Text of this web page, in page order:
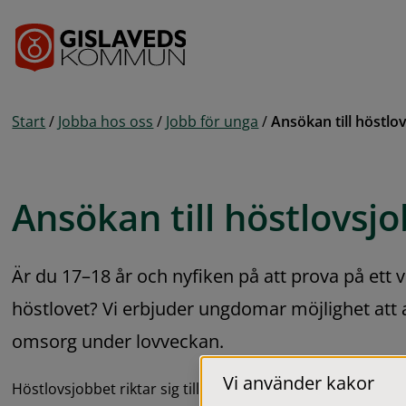
Start / Jobba hos oss / Jobb för unga / Ansökan till
Ansökan till
Är du 17–18 år och nyfiken på att prova på ett
höstlovet? Vi erbjuder ungdomar möjlighet att
omsorg under lovveckan.
Höstlovsjobbet riktar sig till dig som är 17 – 18 år. Arbetet
Vi använder kakor